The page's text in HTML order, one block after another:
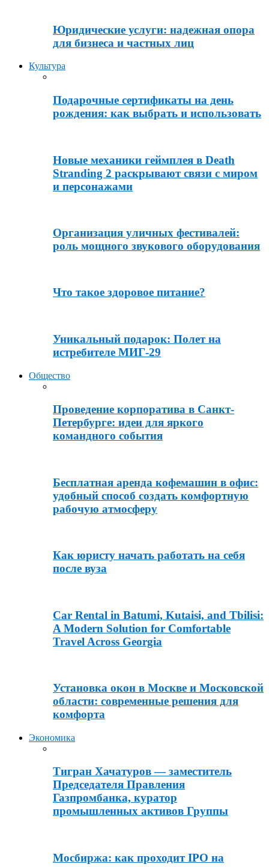
Юридические услуги: надежная опора
для бизнеса и частных лиц
Культура
Подарочные сертификаты на день
рождения: как выбрать и использовать
Новые механики геймплея в Death
Stranding 2 раскрывают связи с миром
и персонажами
Организация уличных фестивалей:
роль мощного звукового оборудования
Что такое здоровое питание?
Уникальный подарок: Полет на
истребителе МИГ-29
Общество
Проведение корпоратива в Санкт-
Петербурге: идеи для яркого
командного события
Бесплатная аренда кофемашин в офис:
удобный способ создать комфортную
рабочую атмосферу
Как юристу начать работать на себя
после вуза
Car Rental in Batumi, Kutaisi, and Tbilisi:
A Modern Solution for Comfortable
Travel Across Georgia
Установка окон в Москве и Московской
области: современные решения для
комфорта
Экономика
Тигран Хачатуров — заместитель
Председателя Правления
Газпромбанка, куратор
промышленных активов Группы
Мосбиржа: как проходит IPO на